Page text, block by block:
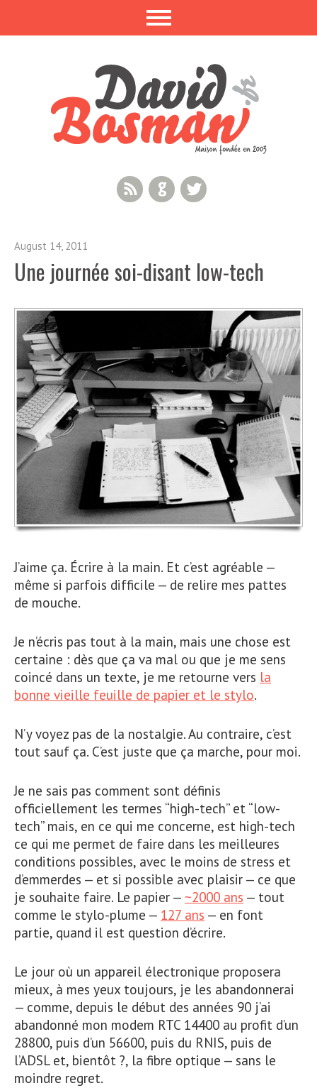
Twitter
GitHub
RSS Feed
August 14, 2011
Une journée soi-disant low-tech
J’aime ça. Écrire à la main. Et c’est agréable —
même si parfois difficile — de relire mes pattes
de mouche.
Je n’écris pas tout à la main, mais une chose est
certaine : dès que ça va mal ou que je me sens
coincé dans un texte, je me retourne vers la
bonne vieille feuille de papier et le stylo.
N’y voyez pas de la nostalgie. Au contraire, c’est
tout sauf ça. C’est juste que ça marche, pour moi.
Je ne sais pas comment sont définis
officiellement les termes “high-tech” et “low-
tech” mais, en ce qui me concerne, est high-tech
ce qui me permet de faire dans les meilleures
conditions possibles, avec le moins de stress et
d’emmerdes — et si possible avec plaisir — ce que
je souhaite faire. Le papier — ~2000 ans — tout
comme le stylo-plume — 127 ans — en font
partie, quand il est question d’écrire.
Le jour où un appareil électronique proposera
mieux, à mes yeux toujours, je les abandonnerai
— comme, depuis le début des années 90 j’ai
abandonné mon modem RTC 14400 au profit d’un
28800, puis d’un 56600, puis du RNIS, puis de
l’ADSL et, bientôt ?, la fibre optique — sans le
moindre regret.